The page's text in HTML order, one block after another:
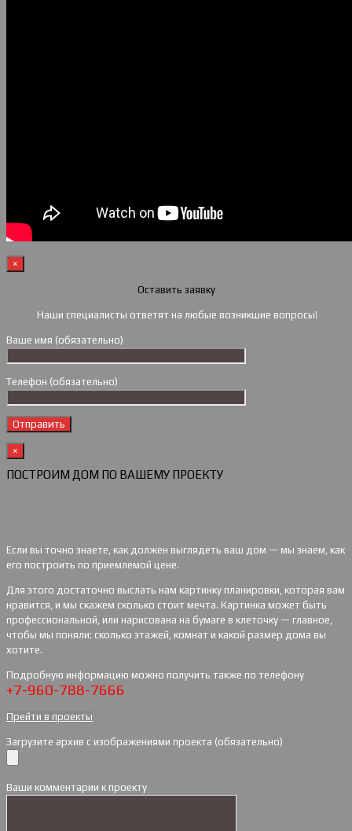
×
Оставить заявку
Наши специалисты ответят на любые возникшие вопросы!
Ваше имя (обязательно)
Телефон (обязательно)
×
ПОСТРОИМ ДОМ ПО ВАШЕМУ ПРОЕКТУ
Если вы точно знаете, как должен выглядеть ваш дом — мы знаем, как
его построить по приемлемой цене.
Для этого достаточно выслать нам картинку планировки, которая вам
нравится, и мы скажем сколько стоит мечта. Картинка может быть
профессиональной, или нарисована на бумаге в клеточку — главное,
чтобы мы поняли: сколько этажей, комнат и какой размер дома вы
хотите.
Подробную информацию можно получить также по телефону
+7-960-788-7666
Прейти в проекты
Загрузите архив с изображениями проекта (обязательно)
Ваши комментарии к проекту